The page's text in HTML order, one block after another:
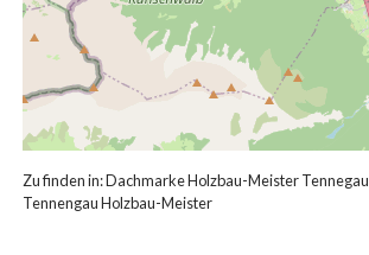
Zu finden in:Dachmarke Holzbau-Meister Tennegau
Tennengau Holzbau-Meister